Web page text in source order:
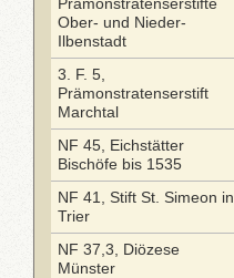
Ober- und Nieder-
Ilbenstadt
3. F. 5,
Prämonstratenserstift
Marchtal
NF 45, Eichstätter
Bischöfe bis 1535
NF 41, Stift St. Simeon in
Trier
NF 37,3, Diözese
Münster